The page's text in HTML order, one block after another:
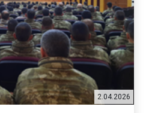
2.04.2026